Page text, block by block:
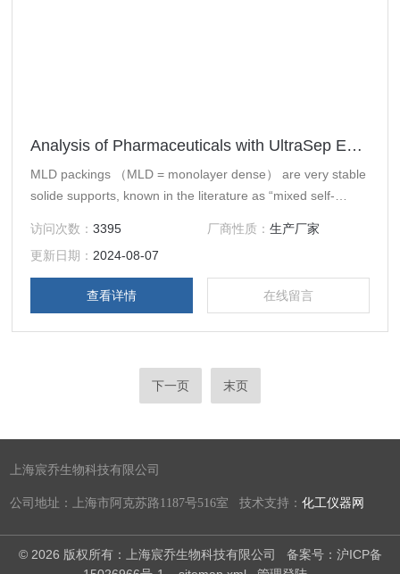
Analysis of Pharmaceuticals with UltraSep ES MLD
MLD packings （MLD = monolayer dense） are very stable
solide supports, known in the literature as “mixed self-
for basic and acidic compounds in a re
访问次数：3395 厂商性质： 生产厂家
更新日期： 2024-08-07
查看详情 在线留言
下一页 末页
上海宸乔生物科技有限公司
公司地址：上海市阿克苏路1187号516室 技术支持：化工仪器网
© 2026 版权所有：上海宸乔生物科技有限公司 备案号：沪ICP备